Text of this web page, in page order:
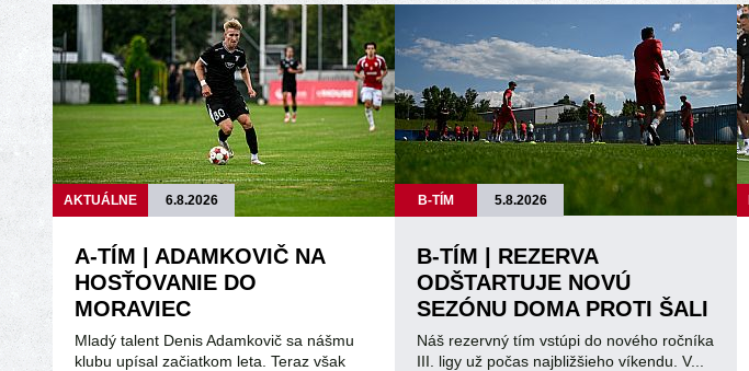
AKTUÁLNE 6.8.2026
A-TÍM | ADAMKOVIČ NA
HOSŤOVANIE DO
MORAVIEC
Mladý talent Denis Adamkovič sa nášmu
klubu upísal začiatkom leta. Teraz však
B-TÍM 5.8.2026
B-TÍM | REZERVA
ODŠTARTUJE NOVÚ
SEZÓNU DOMA PROTI ŠALI
Náš rezervný tím vstúpi do nového ročníka
III. ligy už počas najbližšieho víkendu. V...